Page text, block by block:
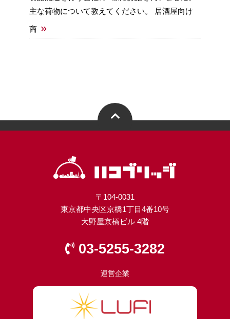
主な荷物について教えてください。 居酒屋向け
商 »
〒104-0031
東京都中央区京橋1丁目4番10号
大野屋京橋ビル 4階
03-5255-3282
運営企業